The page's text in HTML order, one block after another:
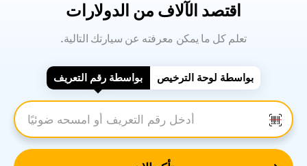
اقتصد الآلاف من الدولارات
.تعلم كل ما يمكن معرفته عن سيارتك التالية
بواسطة رقم التعريف بواسطة لوحة الترخيص
أدخل رقم التعريف